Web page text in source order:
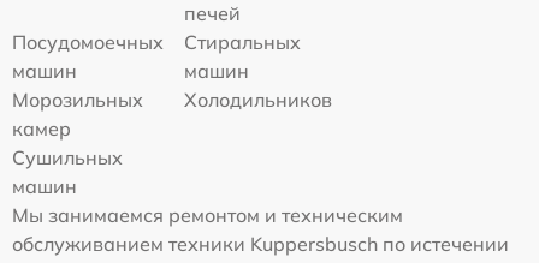
печей
Посудомоечных
машин
Стиральных
машин
Морозильных
камер
Холодильников
Сушильных
машин
Мы занимаемся ремонтом и техническим
обслуживанием техники Kuppersbusch по истечении